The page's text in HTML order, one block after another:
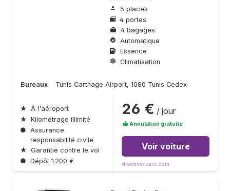
5 places
4 portes
4 bagages
Automatique
Essence
Climatisation
Bureaux Tunis Carthage Airport, 1080 Tunis Cedex
★ À l'aéroport
★ Kilométrage illimité
● Assurance
responsabilité civile
★ Garantie contre le vol
● Dépôt 1 200 €
26 € / jour
Annulation gratuite
Voir voiture
discovercars.com